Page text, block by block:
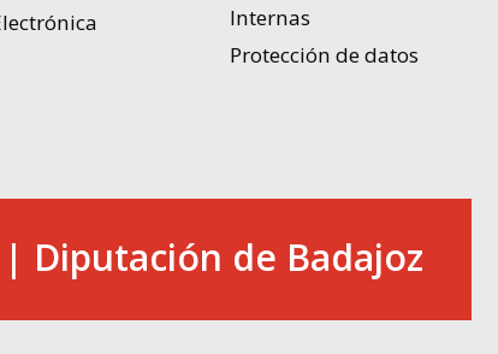
Internas
Protección de datos
Diputación de Badajoz